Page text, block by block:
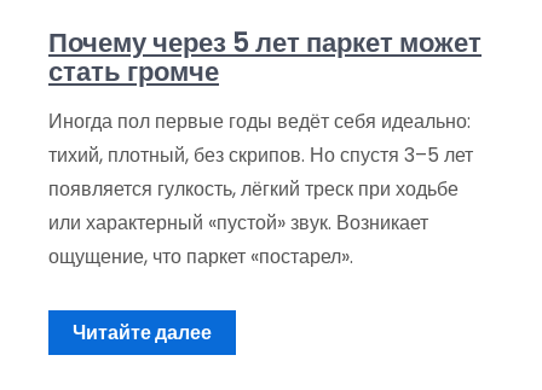
Почему через 5 лет паркет может
стать громче
Иногда пол первые годы ведёт себя идеально:
тихий, плотный, без скрипов. Но спустя 3–5 лет
появляется гулкость, лёгкий треск при ходьбе
или характерный «пустой» звук. Возникает
ощущение, что паркет «постарел».
Читайте далее